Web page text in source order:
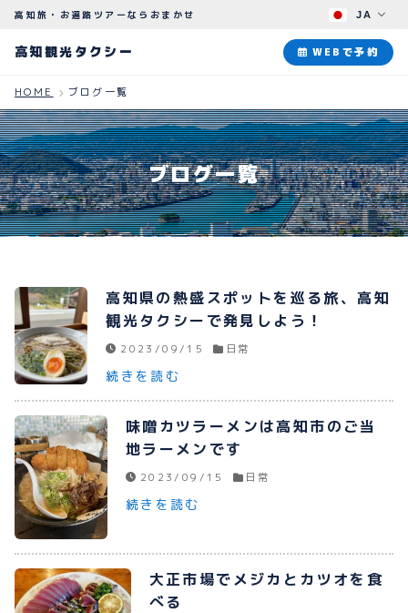
高知観光タクシー
ABOUT
観光タクシーについて
PLAN
観光プラン
BLOG
ブログ
よくある質問
プライバシーポリシー
お問い合わせ
080-1481-9900
JA
高知旅・お遍路ツアーならおまかせ
高知観光タクシー WEBで予約
HOME ブログ一覧
ブログ一覧
高知県の熱盛スポットを巡る旅、高知
観光タクシーで発見しよう！
2023/09/15 日常
続きを読む
味噌カツラーメンは高知市のご当
地ラーメンです
2023/09/15 日常
続きを読む
大正市場でメジカとカツオを食
べる